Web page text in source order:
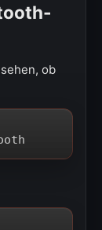
ob